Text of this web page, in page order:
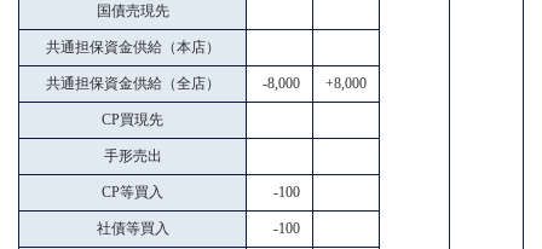
国債売現先
共通担保資金供給（本店）
共通担保資金供給（全店） -8,000 +8,000
CP買現先
手形売出
CP等買入 -100
社債等買入 -100